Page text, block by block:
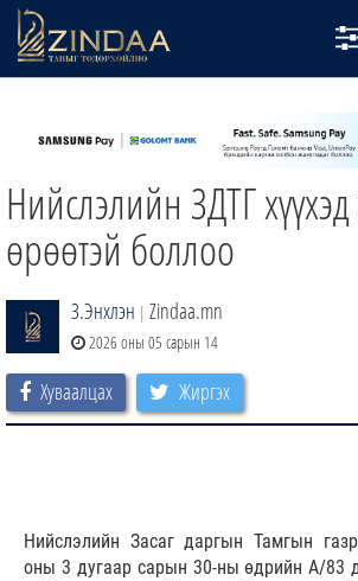
ТВ8
ӨГЛӨӨНИЙ СОНИН
АУДИО ЗОХИОЛ
ЗИНДАА СЭТГҮҮЛ
Нийслэлийн ЗДТГ
өрөөтэй боллоо
З.Энхлэн | Zindaa.mn
2026 оны 05 сарын 14
Хуваалцах Жиргэх
Нийслэлийн Засаг даргын Тамгын
оны 3 дугаар сарын 30-ны өдрийн А/83